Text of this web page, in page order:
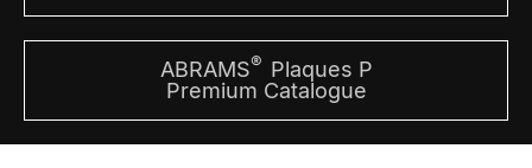
ABRAMS® Plaques P
Premium Catalogue